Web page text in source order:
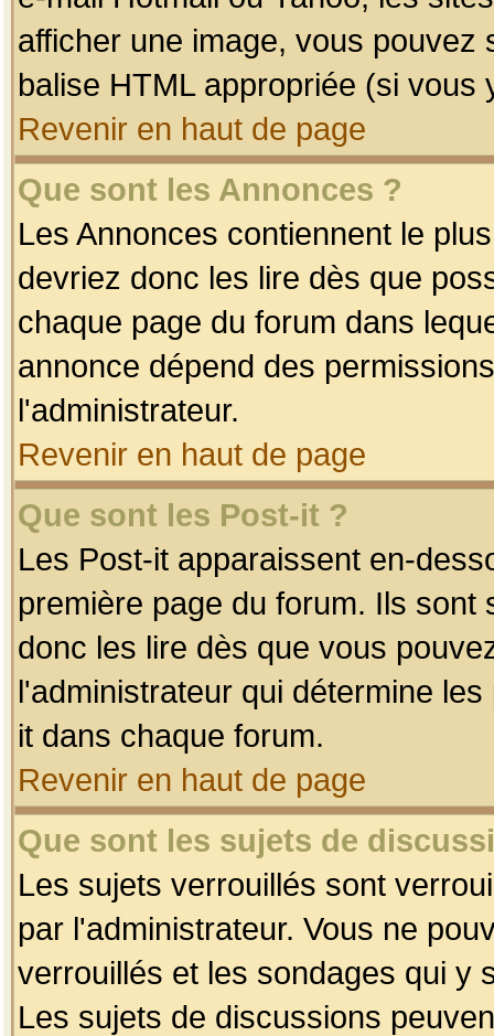
afficher une image, vous pouvez
balise HTML appropriée (si vous
Revenir en haut de page
Que sont les Annonces ?
Les Annonces contiennent le
devriez donc les lire dès que
chaque page du forum dans
annonce dépend des
l'administrateur.
Revenir en haut de page
Que sont les Post-it ?
Les Post-it apparaissent en-
première page du forum. Ils
donc les lire dès que vous
l'administrateur qui détermine
it dans chaque forum.
Revenir en haut de page
Que sont les sujets de
Les sujets verrouillés sont
par l'administrateur. Vous ne
verrouillés et les sondages qui y
Les sujets de discussions